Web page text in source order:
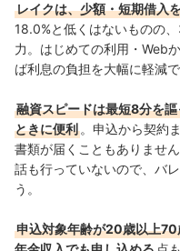
レイクは、少額・短期借入
18.0%と低くはないものの
力。はじめての利用・Web
ば利息の負担を大幅に軽減で
融資スピードは最短8分を
ときに便利 。申込から契約
書類が届くこともありませ
話も行っていないので、バ
う。
申込対象年齢が20歳以上